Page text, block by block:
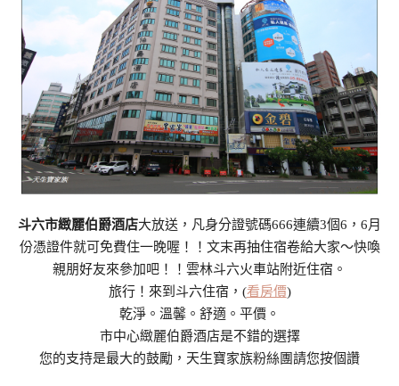
斗六市緻麗伯爵酒店大放送，凡身分證號碼666連續3個6，6月
份憑證件就可免費住一晚喔！！文末再抽住宿卷給大家～快喚
親朋好友來參加吧！！雲林斗六火車站附近住宿。
旅行！來到斗六住宿，(看房價)
乾淨。溫馨。舒適。平價。
市中心緻麗伯爵酒店是不錯的選擇
您的支持是最大的鼓勵，天生寶家族粉絲團請您按個讚